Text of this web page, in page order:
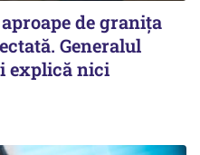
de granița
Generalul
explică nici